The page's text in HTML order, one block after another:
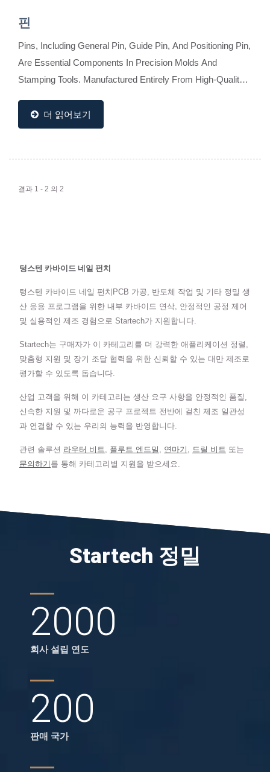
핀
Pins, Including General Pin, Guide Pin, And Positioning Pin,
Are Essential Components In Precision Molds And
Stamping Tools. Manufactured Entirely From High-Quality
더 읽어보기
결과 1 - 2 의 2
텅스텐 카바이드 네일 펀치
텅스텐 카바이드 네일 펀치PCB 가공, 반도체 작업 및 기타 정밀 생
산 응용 프로그램을 위한 내부 카바이드 연삭, 안정적인 공정 제어
및 실용적인 제조 경험으로 Startech가 지원합니다.
Startech는 구매자가 이 카테고리를 더 강력한 애플리케이션 정렬,
맞춤형 지원 및 장기 조달 협력을 위한 신뢰할 수 있는 대만 제조로
평가할 수 있도록 돕습니다.
산업 고객을 위해 이 카테고리는 생산 요구 사항을 안정적인 품질,
신속한 지원 및 까다로운 공구 프로젝트 전반에 걸친 제조 일관성
과 연결할 수 있는 우리의 능력을 반영합니다.
관련 솔루션 라우터 비트, 플루트 엔드밀 , 연마기 , 드릴 비트 또는
문의하기 를 통해 카테고리별 지원을 받으세요.
Startech 정밀
2000
회사 설립 연도
200
판매 국가